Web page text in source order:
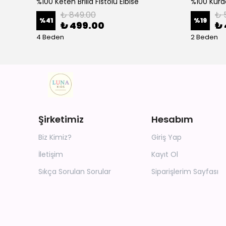
%41 ₺ 849.00
₺ 499.00
4 Beden
%19 ₺
₺
2 Beden
Şirketimiz
Biz Kimiz?
İletişim
Sıkça Sorulan Sorular
Hesabım
Giriş Yap
Kayıt Ol
Siparişlerim Sayfası